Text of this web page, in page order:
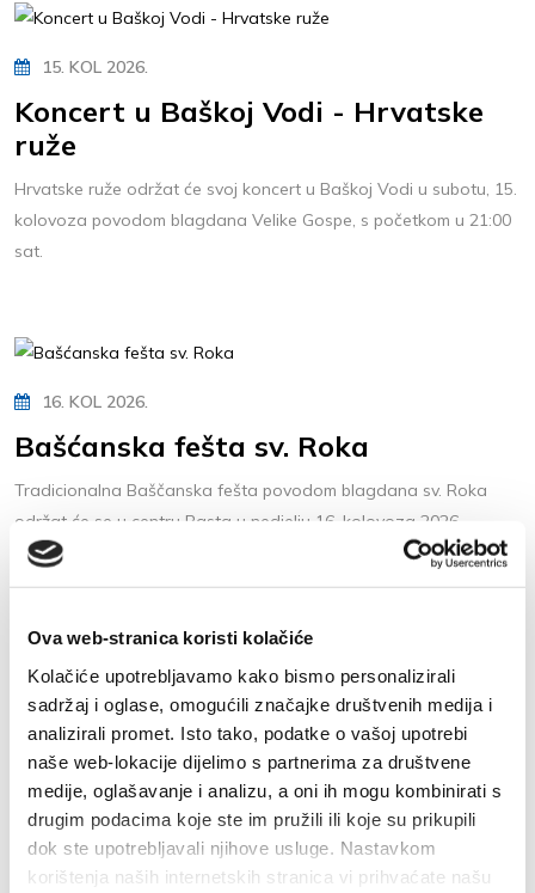
Ova web-stranica koristi kolačiće
Kolačiće upotrebljavamo kako bismo personalizirali
sadržaj i oglase, omogućili značajke društvenih medija i
analizirali promet. Isto tako, podatke o vašoj upotrebi
naše web-lokacije dijelimo s partnerima za društvene
medije, oglašavanje i analizu, a oni ih mogu kombinirati s
drugim podacima koje ste im pružili ili koje su prikupili
dok ste upotrebljavali njihove usluge. Nastavkom
korištenja naših internetskih stranica vi prihvaćate našu
15. KOL 2026.
Koncert u Baškoj Vodi - Hrvatske
ruže
Hrvatske ruže održat će svoj koncert u Baškoj Vodi u subotu, 15.
kolovoza povodom blagdana Velike Gospe, s početkom u 21:00
sat.
16. KOL 2026.
Bašćanska fešta sv. Roka
Tradicionalna Baščanska fešta povodom blagdana sv. Roka
održat će se u centru Basta u nedjelju 16. kolovoza 2026.
godine uz glazbu uživo Specijalci...
17. KOL 2026.
Koncert u Baškoj Vodi - klapa
Srdela
Klapa Srdela održat će svoj koncert u ponedjeljak, 17. kolovoza
2026. s početkom u 21:00 sat.